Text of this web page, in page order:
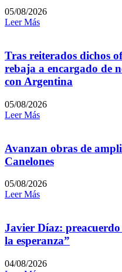
05/08/2026
Leer Más
Tras reiterados dichos
rebaja a encargado de
con Argentina
05/08/2026
Leer Más
Avanzan obras de
Canelones
05/08/2026
Leer Más
Javier Díaz:
la esperanza”
04/08/2026